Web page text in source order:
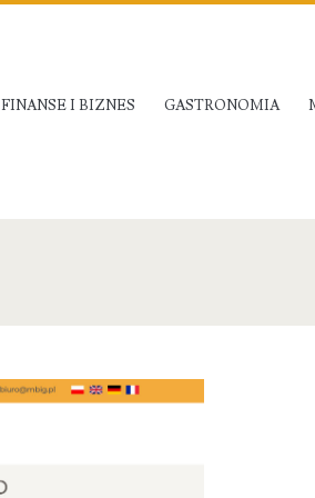
FINANSE I BIZNES GASTRONOMIA